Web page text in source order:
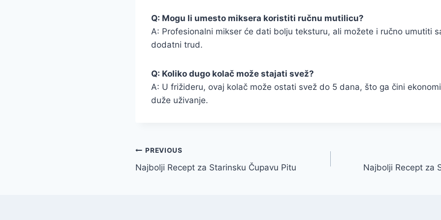
Q: Mogu li umesto miksera koristiti ručnu mutilicu?
A: Profesionalni mikser će dati bolju teksturu, ali možete i ručno umutiti
dodatni trud.
Q: Koliko dugo kolač može stajati svež?
A: U frižideru, ovaj kolač može ostati svež do 5 dana, što ga čini
duže uživanje.
Post
navigation
PREVIOUS
Najbolji Recept za Starinsku Čupavu Pitu Najbolji Recept za